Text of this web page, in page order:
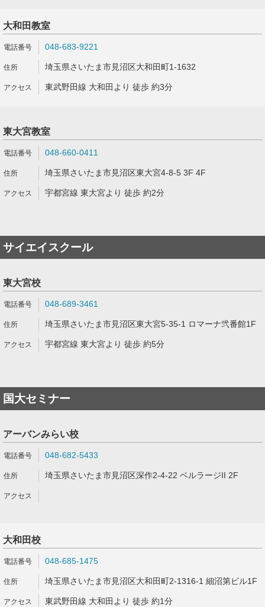
大和田教室
048-683-9221
埼玉県さいたま市見沼区大和田町1-1632
東武野田線 大和田より 徒歩 約3分
東大宮教室
048-660-0411
埼玉県さいたま市見沼区東大宮4-8-5 3F 4F
宇都宮線 東大宮より 徒歩 約2分
サイエイスクール
東大宮校
048-689-3461
埼玉県さいたま市見沼区東大宮5-35-1 ロマーナ弐番館1F
宇都宮線 東大宮より 徒歩 約5分
国大セミナー
アーバンみらい校
048-682-5433
埼玉県さいたま市見沼区深作2-4-22 ベルラージII 2F
大和田校
048-685-1475
埼玉県さいたま市見沼区大和田町2-1316-1 細沼第ビル1F
東武野田線 大和田より 徒歩 約1分